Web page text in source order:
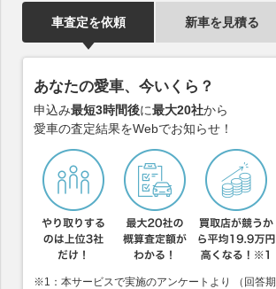
車査定を依頼 新車を見積る
あなたの愛車、今いくら？
申込み最短3時間後に最大20社から
愛車の査定結果をWebでお知らせ！
※1：本サービスで実施のアンケートより （回答期